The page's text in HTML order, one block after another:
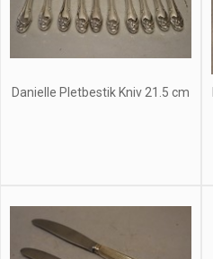
Danielle Pletbestik Kniv 21.5 cm